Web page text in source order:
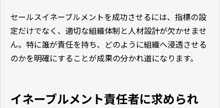
セールスイネーブルメントを成功させるには、指標の設
定だけでなく、適切な組織体制と人材設計が欠かせませ
ん。特に誰が責任を持ち、どのように組織へ浸透させる
のかを明確にすることが成果の分かれ道になります。
イネーブルメント責任者に求められ